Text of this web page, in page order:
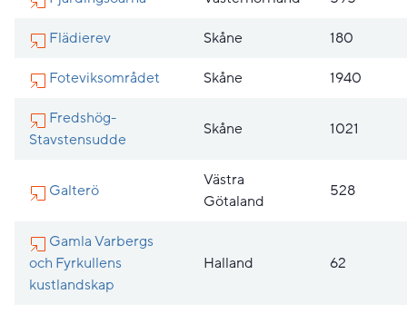
Flädierev Skåne 180
Foteviksområdet Skåne 1940
Fredshög-
Stavstensudde
Skåne 1021
Galterö
Västra
Götaland
528
Gamla Varbergs
och Fyrkullens
kustlandskap
Halland 62